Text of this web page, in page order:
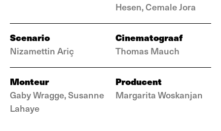
Hesen, Cemale Jora
Scenario
Nizamettin Ariç
Cinematograaf
Thomas Mauch
Monteur
Gaby Wragge, Susanne
Lahaye
Producent
Margarita Woskanjan